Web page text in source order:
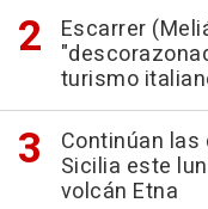
Escarrer
turismo
Continúan
Sicilia este
volcán Etna